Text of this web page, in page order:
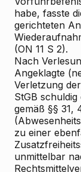
habe, fasste
gerichteten
(ON 11 S 2).
Nach
Angeklagte
Verletzung
StGB
gemäß §§ 31,
zu einer
unmittelbar